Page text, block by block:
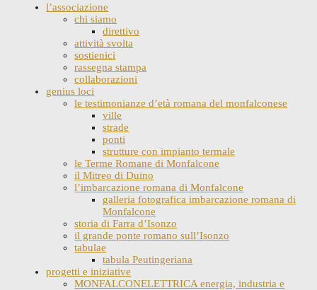
l’associazione
chi siamo
direttivo
attività svolta
sostienici
rassegna stampa
collaborazioni
genius loci
le testimonianze d’età romana del monfalconese
ville
strade
ponti
strutture con impianto termale
le Terme Romane di Monfalcone
il Mitreo di Duino
l’imbarcazione romana di Monfalcone
galleria fotografica imbarcazione romana di
Monfalcone
storia di Farra d’Isonzo
il grande ponte romano sull’Isonzo
tabulae
tabula Peutingeriana
progetti e iniziative
MONFALCONELETTRICA energia, industria e